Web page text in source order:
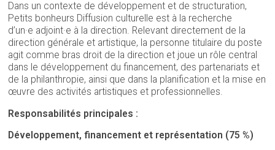
Dans un contexte de développement et de structuration,
Petits bonheurs Diffusion culturelle est à la recherche
d’un·e adjoint·e à la direction. Relevant directement de la
direction générale et artistique, la personne titulaire du poste
agit comme bras droit de la direction et joue un rôle central
dans le développement du financement, des partenariats et
de la philanthropie, ainsi que dans la planification et la mise en
œuvre des activités artistiques et professionnelles.
Responsabilités principales :
Développement, financement et représentation (75 %)